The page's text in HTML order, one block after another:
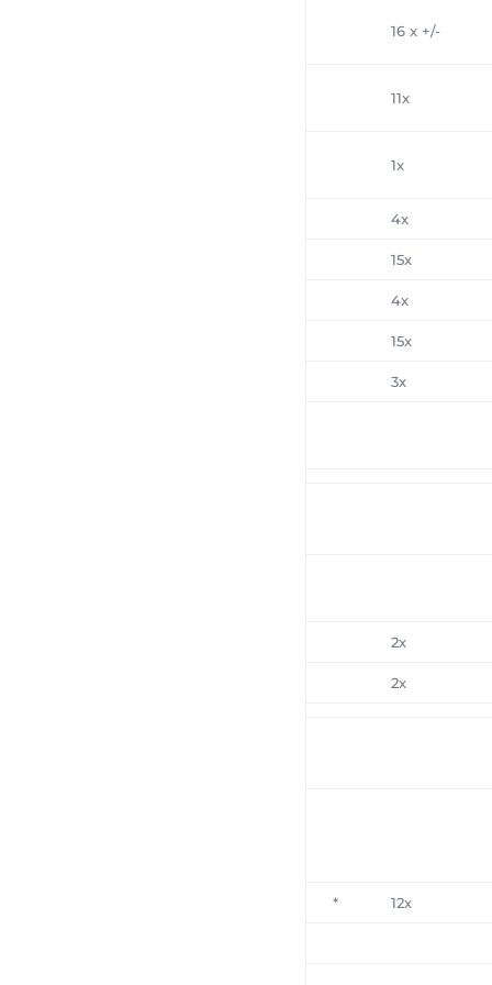
16 x +/-
11x
1x
4x
15x
4x
15x
3x
2x
2x
* 12x